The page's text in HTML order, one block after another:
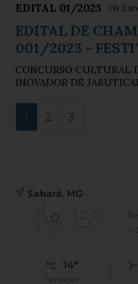
EDITAL 01/2023 Há 3
EDITAL DE
001/2023 -
CONCURSO CULTURAL
INOVADOR DE
1 2 3
Sabará, MG
15°
14°
Sensação